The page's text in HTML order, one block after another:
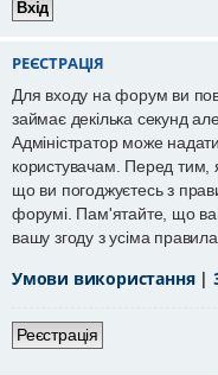
РЕЄСТРАЦІЯ
Для входу на форум ви
займає декілька секунд
Адміністратор може
користувачам. Перед тим,
що ви погоджуєтесь з
форумі. Пам'ятайте, що
вашу згоду з усіма
Умови використання|
Реєстрація